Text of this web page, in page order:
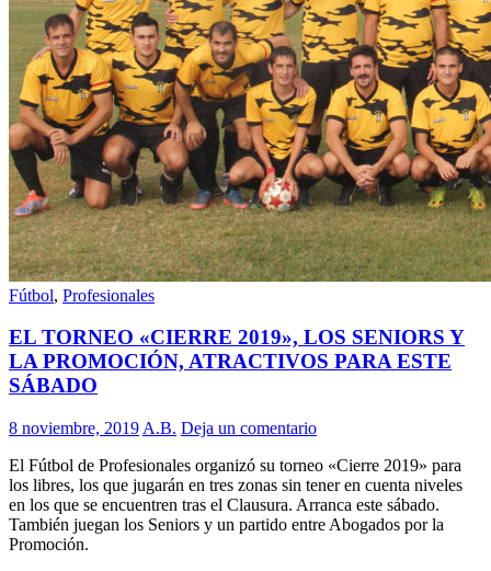
Fútbol, Profesionales
EL TORNEO «CIERRE 2019», LOS SENIORS Y
LA PROMOCIÓN, ATRACTIVOS PARA ESTE
SÁBADO
8 noviembre, 2019 A.B. Deja un comentario
El Fútbol de Profesionales organizó su torneo «Cierre 2019» para
los libres, los que jugarán en tres zonas sin tener en cuenta niveles
en los que se encuentren tras el Clausura. Arranca este sábado.
También juegan los Seniors y un partido entre Abogados por la
Promoción.